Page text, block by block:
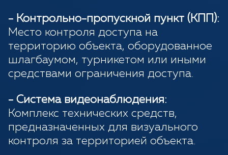
- Контрольно-пропускной пункт (КПП):
Место контроля доступа на
территорию объекта, оборудованное
шлагбаумом, турникетом или иными
средствами ограничения доступа.
- Система видеонаблюдения:
Комплекс технических средств,
предназначенных для визуального
контроля за территорией объекта.